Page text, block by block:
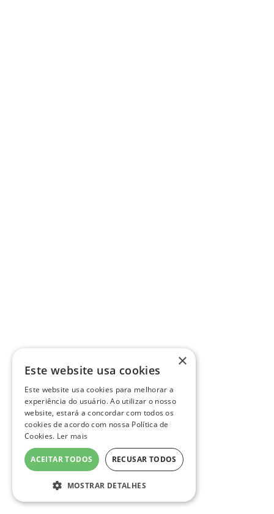
×
Este website usa cookies
Este website usa cookies para melhorar a
experiência do usuário. Ao utilizar o nosso
website, estará a concordar com todos os
cookies de acordo com nossa Política de
Cookies. Ler mais
ACEITAR TODOS RECUSAR TODOS
MOSTRAR DETALHES